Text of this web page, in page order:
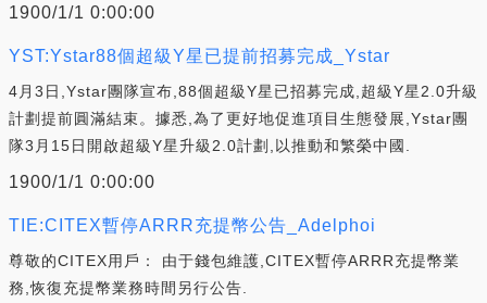
1900/1/1 0:00:00
YST:Ystar88個超級Y星已提前招募完成_Ystar
4月3日,Ystar團隊宣布,88個超級Y星已招募完成,超級Y星2.0升級
計劃提前圓滿結束。據悉,為了更好地促進項目生態發展,Ystar團
隊3月15日開啟超級Y星升級2.0計劃,以推動和繁榮中國.
1900/1/1 0:00:00
TIE:CITEX暫停ARRR充提幣公告_Adelphoi
尊敬的CITEX用戶： 由于錢包維護,CITEX暫停ARRR充提幣業
務,恢復充提幣業務時間另行公告.